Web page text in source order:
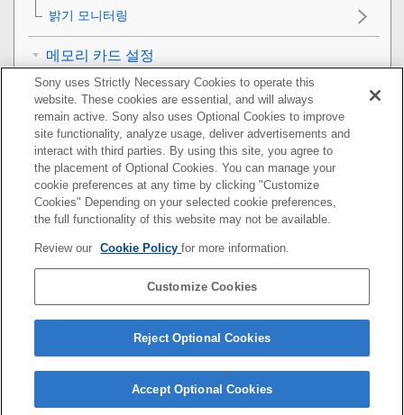
밝기 모니터링
메모리 카드 설정
카메라 설정
카메라 초기화
네트워크 기능 사용하기
컴퓨터 사용하기
MENU 항목 목록
사전 주의 사항/본 제품
문제가 발생했을 때는
Sony uses Strictly Necessary Cookies to operate this
website. These cookies are essential, and will always
remain active. Sony also uses Optional Cookies to improve
site functionality, analyze usage, deliver advertisements and
interact with third parties. By using this site, you agree to
the placement of Optional Cookies. You can manage your
cookie preferences at any time by clicking "Customize
Cookies" Depending on your selected cookie preferences,
the full functionality of this website may not be available.
Review our Cookie Policyfor more information.
Customize Cookies
Reject Optional Cookies
Accept Optional Cookies